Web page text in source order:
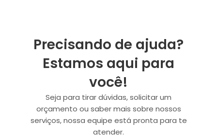
Precisando de ajuda?
Estamos aqui para
você!
Seja para tirar dúvidas, solicitar um
orçamento ou saber mais sobre nossos
serviços, nossa equipe está pronta para te
atender.